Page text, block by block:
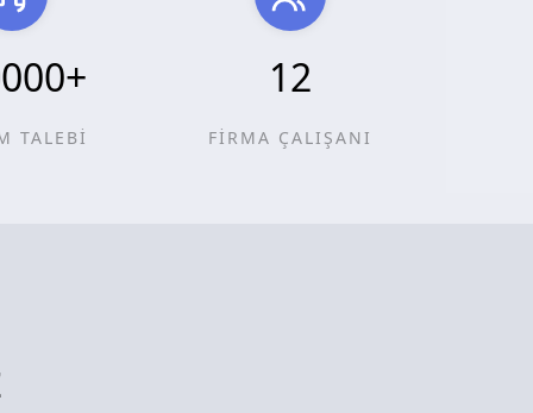
+
TALEBİ
12
FİRMA ÇALIŞANI